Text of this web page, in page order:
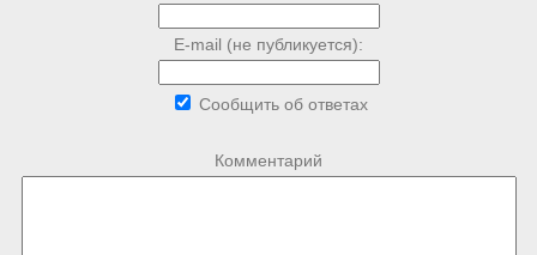
E-mail (не публикуется):
Сообщить об ответах
Комментарий